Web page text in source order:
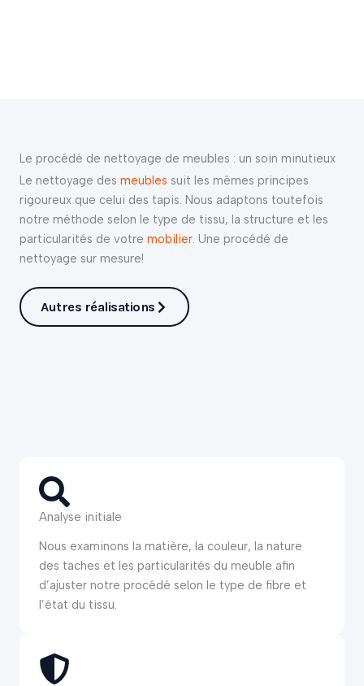
Le procédé de nettoyage de meubles : un soin minutieux
Le nettoyage des meubles suit les mêmes principes
rigoureux que celui des tapis. Nous adaptons toutefois
notre méthode selon le type de tissu, la structure et les
particularités de votre mobilier. Une procédé de
nettoyage sur mesure!
Autres réalisations
Analyse initiale
Nous examinons la matière, la couleur, la nature
des taches et les particularités du meuble afin
d’ajuster notre procédé selon le type de fibre et
l’état du tissu.